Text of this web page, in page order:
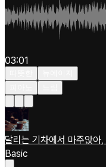
03:01
달리는 기차에서 마주앉아
Basic